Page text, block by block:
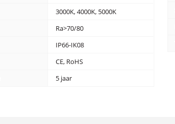
3000K, 4000K, 5000K
Ra>70/80
IP66-IK08
CE, RoHS
5 jaar